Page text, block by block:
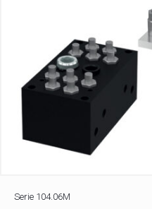
Serie 104.06M